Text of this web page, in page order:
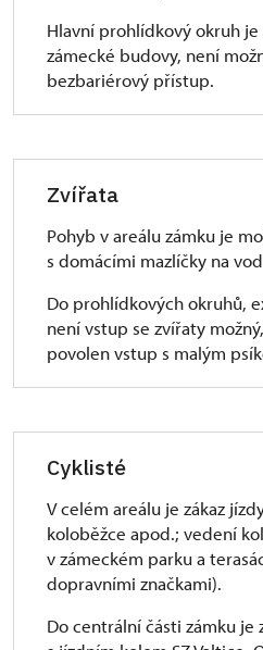
Hlavní prohlídkový okruh
zámecké budovy, není
bezbariérový přístup.
Zvířata
Pohyb v areálu zámku je
s domácími mazlíčky na
Do prohlídkových okruhů,
není vstup se zvířaty
povolen vstup s malým
Cyklisté
V celém areálu je zákaz
koloběžce apod.; vedení
v zámeckém parku a
dopravními značkami).
Do centrální části zámku je